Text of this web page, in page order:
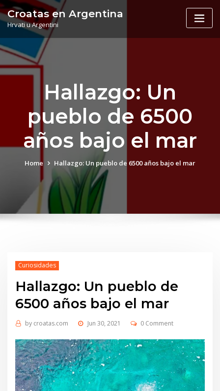
Skip
to
content
Croatas en Argentina
Hrvati u Argentini
Hallazgo: Un
pueblo de 6500
años bajo el mar
Home Hallazgo: Un pueblo de 6500 años bajo el mar
Curiosidades
Hallazgo: Un pueblo de
6500 años bajo el mar
by croatas.com Jun 30, 2021 0 Comment